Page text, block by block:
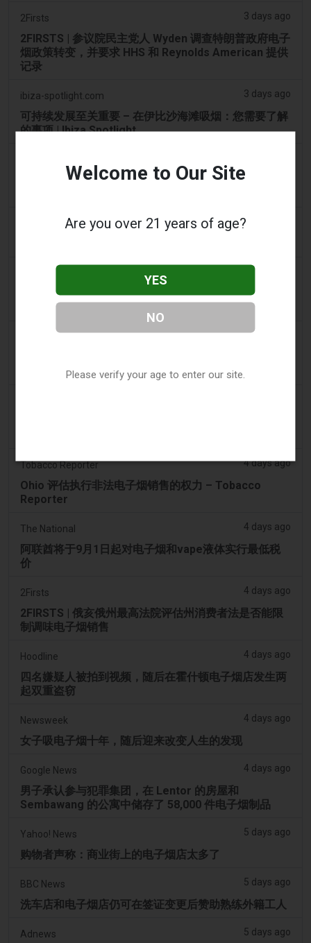
2Firsts 3 days ago
2FIRSTS | 参议院民主党人 Wyden 调查特朗普政府电子
烟政策转变，并要求 HHS 和 Reynolds American 提供
记录
ibiza-spotlight.com 3 days ago
可持续发展至关重要 – 在伊比沙海滩吸烟：您需要了解
的事项 | Ibiza Spotlight
2FIRSTS | 阿联酋将于 9 月 1 日起对电子烟油设定每毫
Scottish Grocer & Convenience Retailer 3 days ago
4 days ago
2FIRSTS | 尼古丁袋在美国便利店市场崛起，而电子烟
销量下降 14%
4 days ago
Tobacco Reporter 4 days ago
Ohio 评估执行非法电子烟销售的权力 – Tobacco
Reporter
The National 4 days ago
阿联酋将于9月1日起对电子烟和vape液体实行最低税
价
2Firsts 4 days ago
2FIRSTS | 俄亥俄州最高法院评估州消费者法是否能限
制调味电子烟销售
Hoodline 4 days ago
四名嫌疑人被拍到视频，随后在霍什顿电子烟店发生两
起双重盗窃
Newsweek 4 days ago
女子吸电子烟十年，随后迎来改变人生的发现
Google News 4 days ago
男子承认参与犯罪集团，在 Lentor 的房屋和
Sembawang 的公寓中储存了 58,000 件电子烟制品
Yahoo! News 5 days ago
购物者声称：商业街上的电子烟店太多了
BBC News 5 days ago
洗车店和电子烟店仍可在签证变更后赞助熟练外籍工人
Adnews 5 days ago
Welcome to Our Site
Are you over 21 years of age?
YES
NO
Please verify your age to enter our site.